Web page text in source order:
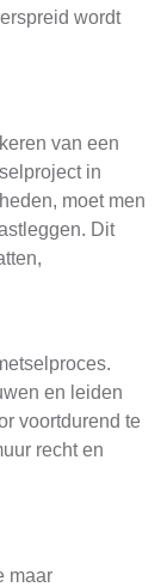
wordt
van een
in
moet men
Dit
en leiden
voortdurend te
recht en
maar